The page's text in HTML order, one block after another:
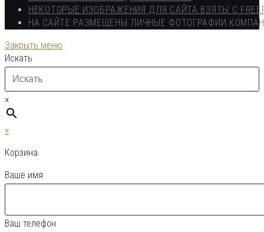
НЕКОТОРЫЕ ИЗОБРАЖЕНИЯ ДЛЯ САЙТА ВЗЯТЫ С
НА САЙТЕ РАЗМЕЩЕНЫ ЛИЧНЫЕ ФОТОГРАФИИ
Закрыть меню
Искать
×
×
Корзина
Ваше имя
Ваш телефон